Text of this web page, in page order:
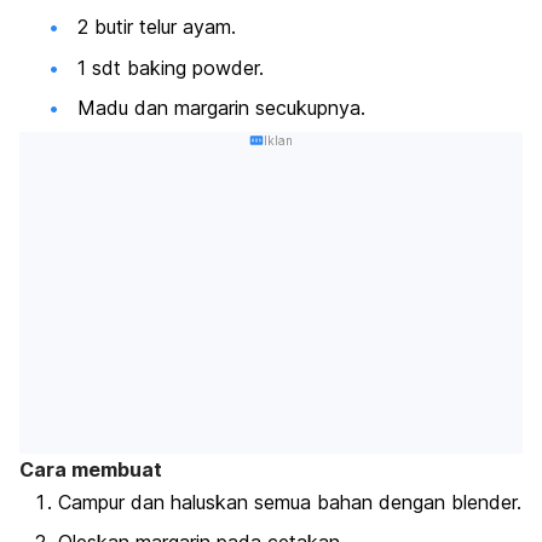
2 butir telur ayam.
1 sdt baking powder.
Madu dan margarin secukupnya.
Iklan
Cara membuat
Campur dan haluskan semua bahan dengan blender.